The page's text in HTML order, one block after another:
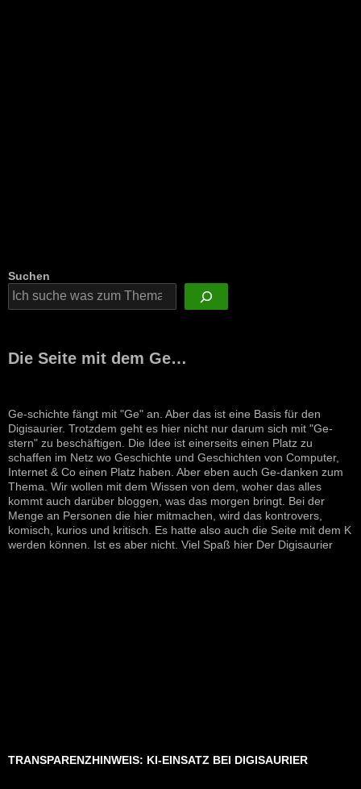
Suchen
Die Seite mit dem Ge…
Ge-schichte fängt mit "Ge" an. Aber das ist eine Basis für den
Digisaurier. Trotzdem geht es hier nicht nur darum sich mit "Ge-
stern" zu beschäftigen. Die Idee ist einerseits einen Platz zu
schaffen im Netz wo Geschichte und Geschichten von Computer,
Internet & Co einen Platz haben. Aber eben auch Ge-danken zum
Thema. Wir wollen mit dem Wissen von dem, woher das alles
kommt auch darüber bloggen, was das morgen bringt. Bei der
Menge an Personen die hier mitmachen, wird das kontrovers,
komisch, kurios und kritisch. Es hatte also auch die Seite mit dem K
werden können. Ist es aber nicht. Viel Spaß hier Der Digisaurier
TRANSPARENZHINWEIS: KI-EINSATZ BEI DIGISAURIER